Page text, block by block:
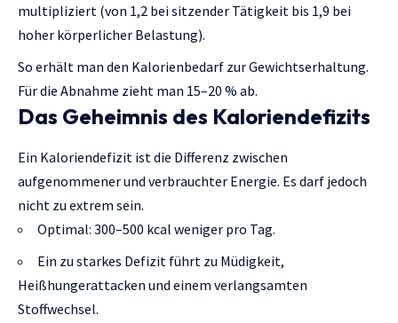
multipliziert (von 1,2 bei sitzender Tätigkeit bis 1,9 bei
hoher körperlicher Belastung).
So erhält man den Kalorienbedarf zur Gewichtserhaltung.
Für die Abnahme zieht man 15–20 % ab.
Das Geheimnis des Kaloriendefizits
Ein Kaloriendefizit ist die Differenz zwischen
aufgenommener und verbrauchter Energie. Es darf jedoch
nicht zu extrem sein.
Optimal: 300–500 kcal weniger pro Tag.
Ein zu starkes Defizit führt zu Müdigkeit,
Heißhungerattacken und einem verlangsamten
Stoffwechsel.